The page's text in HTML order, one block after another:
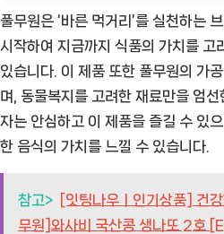
풀무원은 ‘바른 먹거리’를 실천하는
시작하여 지금까지 식품의 가치를 고
있습니다. 이 제품 또한 풀무원의 가
며, 동물복지를 고려한 재료만을 엄선
자는 안심하고 이 제품을 즐길 수 있
한 음식의 가치를 느낄 수 있습니다.
참고> [잇팅나우ㅣ인기상품] 건
무원]와사비 국산콩 생나또 2호